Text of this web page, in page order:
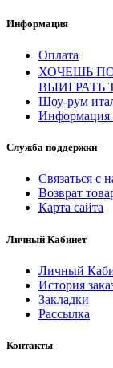
Информация
Оплата
ХОЧЕШЬ
ВЫИГРАТЬ
Шоу-рум
Информация
Служба поддержки
Связаться с
Возврат
Карта сайта
Личный Кабинет
Личный
История
Закладки
Рассылка
Контакты